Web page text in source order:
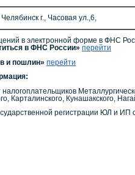
г., Часовая ул.,6,
в электронной форме в ФНС
в ФНС России» перейти
и пошлин» перейти
Карталинского, Кунашакского,
регистрации ЮЛ и ИП